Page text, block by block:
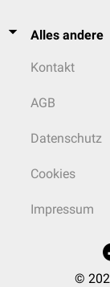
Alles andere
Kontakt
AGB
Datenschutz
Cookies
Impressum
©